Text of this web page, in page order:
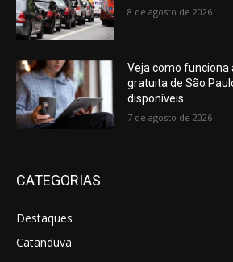
8 de agosto de 2026
Veja como funciona
gratuita de São
disponíveis
7 de agosto de 2026
CATEGORIAS
Destaques
Catanduva